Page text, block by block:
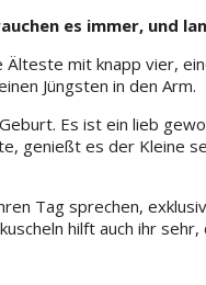
es immer, und
mit knapp vier,
Jüngsten in den Arm.
Es ist ein lieb
genießt es der Kleine
Tag sprechen,
hilft auch ihr